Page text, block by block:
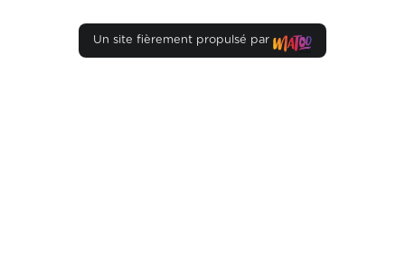
Un site fièrement propulsé par